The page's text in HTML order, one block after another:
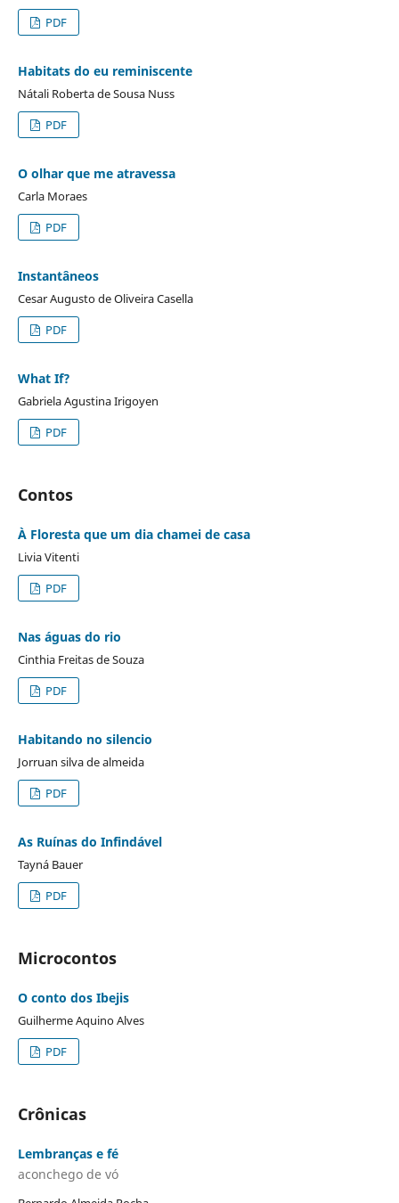
PDF
Habitats do eu reminiscente
Nátali Roberta de Sousa Nuss
PDF
O olhar que me atravessa
Carla Moraes
PDF
Instantâneos
Cesar Augusto de Oliveira Casella
PDF
What If?
Gabriela Agustina Irigoyen
PDF
Contos
À Floresta que um dia chamei de casa
Livia Vitenti
PDF
Nas águas do rio
Cinthia Freitas de Souza
PDF
Habitando no silencio
Jorruan silva de almeida
PDF
As Ruínas do Infindável
Tayná Bauer
PDF
Microcontos
O conto dos Ibejis
Guilherme Aquino Alves
PDF
Crônicas
Lembranças e fé
aconchego de vó